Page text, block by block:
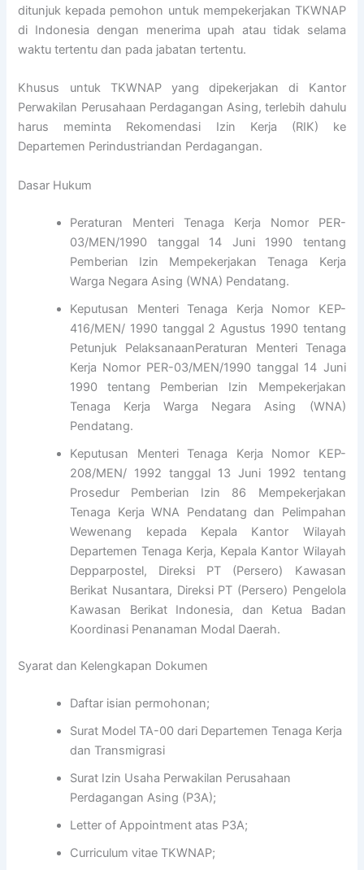
ditunjuk kepada pemohon untuk mempekerjakan TKWNAP
di Indonesia dengan menerima upah atau tidak selama
waktu tertentu dan pada jabatan tertentu.
Khusus untuk TKWNAP yang dipekerjakan di Kantor
Perwakilan Perusahaan Perdagangan Asing, terlebih dahulu
harus meminta Rekomendasi Izin Kerja (RIK) ke
Departemen Perindustriandan Perdagangan.
Dasar Hukum
Peraturan Menteri Tenaga Kerja Nomor PER-
03/MEN/1990 tanggal 14 Juni 1990 tentang
Pemberian Izin Mempekerjakan Tenaga Kerja
Warga Negara Asing (WNA) Pendatang.
Keputusan Menteri Tenaga Kerja Nomor KEP-
416/MEN/ 1990 tanggal 2 Agustus 1990 tentang
Petunjuk PelaksanaanPeraturan Menteri Tenaga
Kerja Nomor PER-03/MEN/1990 tanggal 14 Juni
1990 tentang Pemberian Izin Mempekerjakan
Tenaga Kerja Warga Negara Asing (WNA)
Pendatang.
Keputusan Menteri Tenaga Kerja Nomor KEP-
208/MEN/ 1992 tanggal 13 Juni 1992 tentang
Prosedur Pemberian Izin 86 Mempekerjakan
Tenaga Kerja WNA Pendatang dan Pelimpahan
Wewenang kepada Kepala Kantor Wilayah
Departemen Tenaga Kerja, Kepala Kantor Wilayah
Depparpostel, Direksi PT (Persero) Kawasan
Berikat Nusantara, Direksi PT (Persero) Pengelola
Kawasan Berikat Indonesia, dan Ketua Badan
Koordinasi Penanaman Modal Daerah.
Syarat dan Kelengkapan Dokumen
Daftar isian permohonan;
Surat Model TA-00 dari Departemen Tenaga Kerja
dan Transmigrasi
Surat Izin Usaha Perwakilan Perusahaan
Perdagangan Asing (P3A);
Letter of Appointment atas P3A;
Curriculum vitae TKWNAP;